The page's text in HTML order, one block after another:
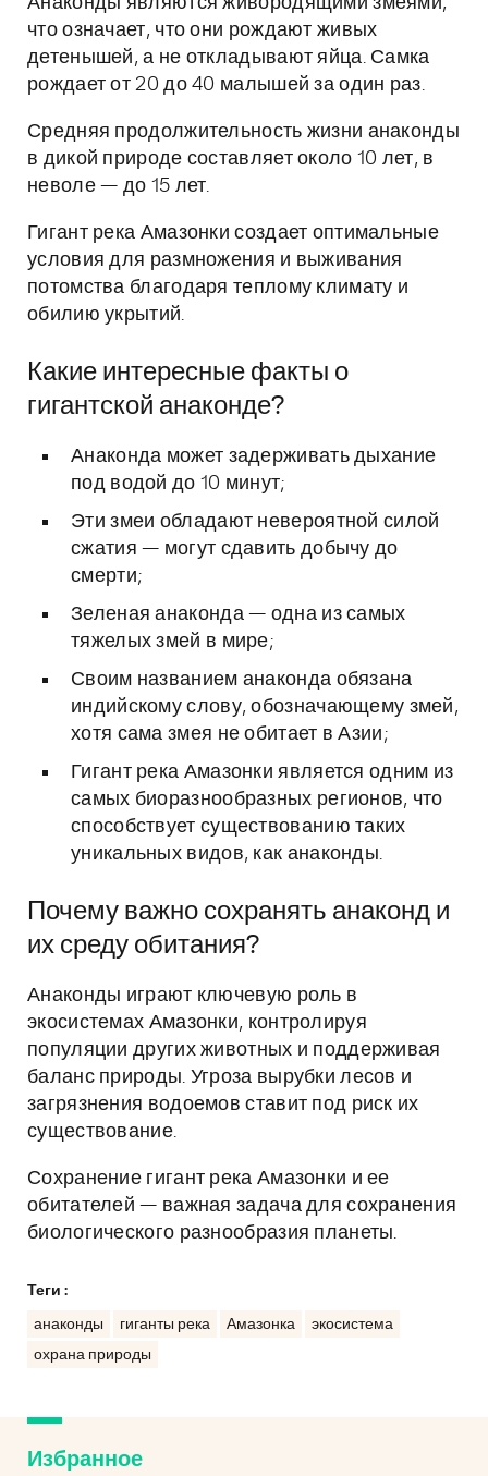
что означает, что они рождают живых
детенышей, а не откладывают яйца. Самка
рождает от 20 до 40 малышей за один раз.
Средняя продолжительность жизни анаконды
в дикой природе составляет около 10 лет, в
неволе — до 15 лет.
Гигант река Амазонки создает оптимальные
условия для размножения и выживания
потомства благодаря теплому климату и
обилию укрытий.
Какие интересные факты о
гигантской анаконде?
Анаконда может задерживать дыхание
под водой до 10 минут;
Эти змеи обладают невероятной силой
сжатия — могут сдавить добычу до
смерти;
Зеленая анаконда — одна из самых
тяжелых змей в мире;
Своим названием анаконда обязана
индийскому слову, обозначающему змей,
хотя сама змея не обитает в Азии;
Гигант река Амазонки является одним из
самых биоразнообразных регионов, что
способствует существованию таких
уникальных видов, как анаконды.
Почему важно сохранять анаконд и
их среду обитания?
Анаконды играют ключевую роль в
экосистемах Амазонки, контролируя
популяции других животных и поддерживая
баланс природы. Угроза вырубки лесов и
загрязнения водоемов ставит под риск их
существование.
Сохранение гигант река Амазонки и ее
обитателей — важная задача для сохранения
биологического разнообразия планеты.
Теги :
анаконды гиганты река Амазонка
экосистема
охрана природы
Избранное